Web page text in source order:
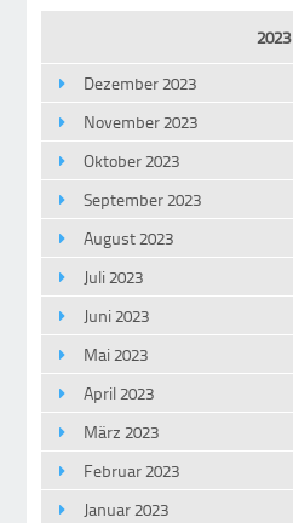
2023
Dezember 2023
November 2023
Oktober 2023
September 2023
August 2023
Juli 2023
Juni 2023
Mai 2023
April 2023
März 2023
Februar 2023
Januar 2023